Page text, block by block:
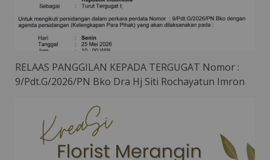
RELAAS PANGGILAN KEPADA TERGUGAT Nomor :
9/Pdt.G/2026/PN Bko Dra Hj Siti Rochayatun Imron